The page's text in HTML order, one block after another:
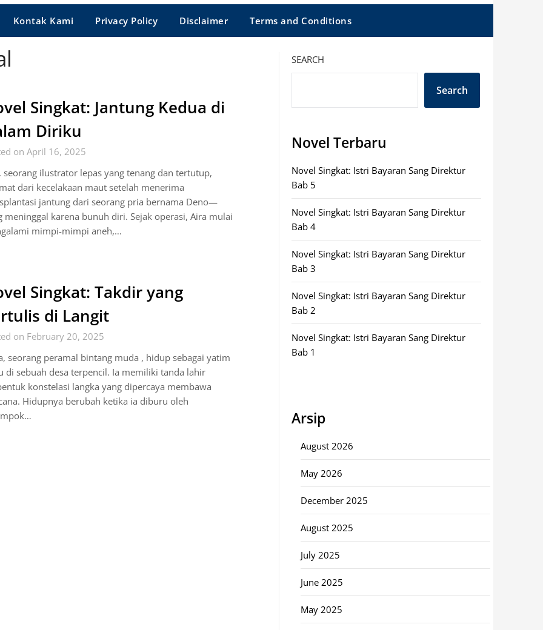
Kontak Kami Privacy Policy Disclaimer Terms and Conditions
Singkat: Jantung Kedua di
Diriku
on April 16, 2025
seorang ilustrator lepas yang tenang dan tertutup,
dari kecelakaan maut setelah menerima
jantung dari seorang pria bernama Deno—
meninggal karena bunuh diri. Sejak operasi, Aira mulai
mimpi-mimpi aneh,…
Singkat: Takdir yang
di Langit
on February 20, 2025
seorang peramal bintang muda , hidup sebagai yatim
di sebuah desa terpencil. Ia memiliki tanda lahir
konstelasi langka yang dipercaya membawa
Hidupnya berubah ketika ia diburu oleh
SEARCH
Search
Novel Terbaru
Novel Singkat: Istri Bayaran Sang Direktur
Bab 5
Novel Singkat: Istri Bayaran Sang Direktur
Bab 4
Novel Singkat: Istri Bayaran Sang Direktur
Bab 3
Novel Singkat: Istri Bayaran Sang Direktur
Bab 2
Novel Singkat: Istri Bayaran Sang Direktur
Bab 1
Arsip
August 2026
May 2026
December 2025
August 2025
July 2025
June 2025
May 2025